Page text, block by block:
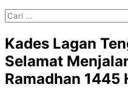
Cari
Kades Lagan
Selamat
Ramadhan 1445